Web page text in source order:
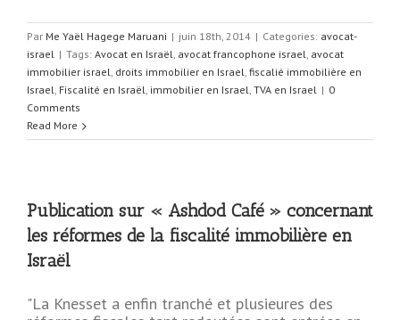
Par Me Yaël Hagege Maruani | juin 18th, 2014 | Categories: avocat-
israel | Tags: Avocat en Israël, avocat francophone israel, avocat
immobilier israel, droits immobilier en Israel, fiscalié immobilière en
Israel, Fiscalité en Israël, immobilier en Israel, TVA en Israel | 0
Comments
Read More
Publication sur « Ashdod Café » concernant
les réformes de la fiscalité immobilière en
Israël
"La Knesset a enfin tranché et plusieures des